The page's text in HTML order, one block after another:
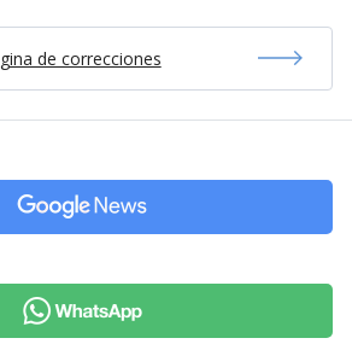
de correcciones